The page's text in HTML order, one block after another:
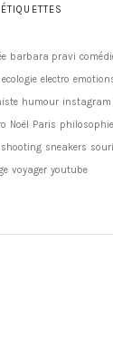
ÉTIQUETTES
barbara pravi
ecologie electro
humour instagram
Noël Paris
shooting sneakers
voyager youtube